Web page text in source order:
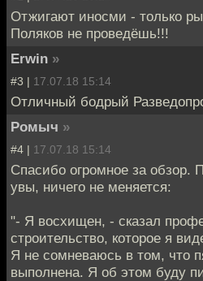
Отжигают иносми - только
Поляков не проведёшь!!!
Erwin »
#3 | 17.07.18 15:14
Отличный бодрый
Ромыч »
#4 | 17.07.18 15:14
Спасибо огромное за обзор.
увы, ничего не меняется:
"- Я восхищен, - сказал
строительство, которое я
Я не сомневаюсь в том, что
выполнена. Я об этом буду